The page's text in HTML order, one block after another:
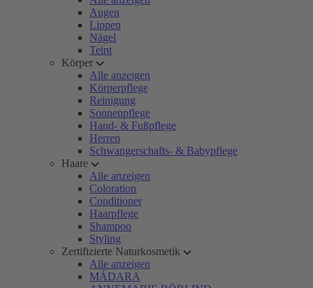
Augen
Lippen
Nägel
Teint
Körper
Alle anzeigen
Körperpflege
Reinigung
Sonnenpflege
Hand- & Fußpflege
Herren
Schwangerschafts- & Babypflege
Haare
Alle anzeigen
Coloration
Conditioner
Haarpflege
Shampoo
Styling
Zertifizierte Naturkosmetik
Alle anzeigen
MÁDARA